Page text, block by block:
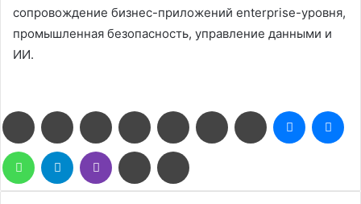
сопровождение бизнес-приложений enterprise-уровня,
промышленная безопасность, управление данными и
ИИ.
FacebookTwitter LinkedIn Pinterest Reddit ВконтактеОдноклассники
Messenger
WhatsAppTelegram Viber
Поделиться
через
электронную